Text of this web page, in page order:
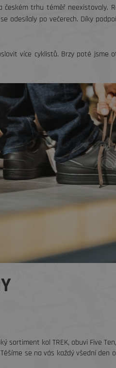
českém trhu téměř neexistovaly.
odesílaly po večerech. Díky
více cyklistů. Brzy poté jsme
sortiment kol TREK, obuvi Five
se na vás každý všední den